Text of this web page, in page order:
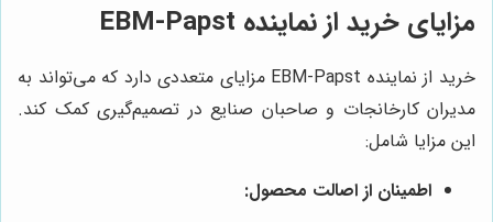
مزایای خرید از نماینده EBM-Papst
خرید از نماینده EBM-Papst مزایای متعددی دارد که می‌تواند به
مدیران کارخانجات و صاحبان صنایع در تصمیم‌گیری کمک کند.
این مزایا شامل:
اطمینان از اصالت محصول: